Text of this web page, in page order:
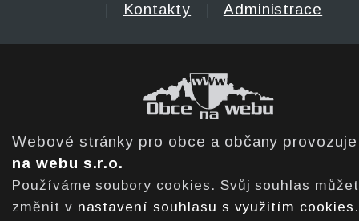
Kontakty Administrace
Webové stránky pro obce a občany
na webu s.r.o.
Používáme soubory cookies. Svůj souhlas
změnit v nastavení souhlasu s využitím cookies .